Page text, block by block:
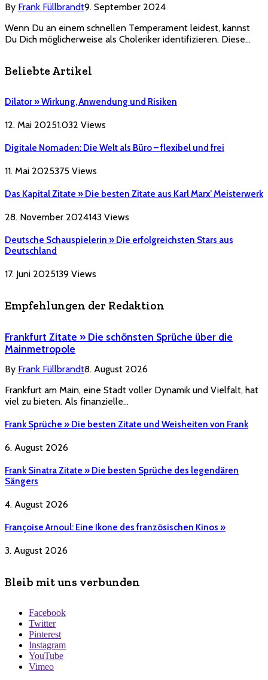
By Frank Füllbrandt9. September 2024
Wenn Du an einem schnellen Temperament leidest, kannst
Du Dich möglicherweise als Choleriker identifizieren. Diese…
Beliebte Artikel
Dilator » Wirkung, Anwendung und Risiken
12. Mai 20251.032 Views
Digitale Nomaden: Die Welt als Büro – flexibel und frei
11. Mai 2025375 Views
Das Kapital Zitate » Die besten Zitate aus Karl Marx’ Meisterwerk
28. November 2024143 Views
Deutsche Schauspielerin » Die erfolgreichsten Stars aus
Deutschland
17. Juni 2025139 Views
Empfehlungen der Redaktion
Frankfurt Zitate » Die schönsten Sprüche über die
Mainmetropole
By Frank Füllbrandt8. August 2026
Frankfurt am Main, eine Stadt voller Dynamik und Vielfalt, hat
viel zu bieten. Als finanzielle…
Frank Sprüche » Die besten Zitate und Weisheiten von Frank
6. August 2026
Frank Sinatra Zitate » Die besten Sprüche des legendären
Sängers
4. August 2026
Françoise Arnoul: Eine Ikone des französischen Kinos »
3. August 2026
Bleib mit uns verbunden
Facebook
Twitter
Pinterest
Instagram
YouTube
Vimeo